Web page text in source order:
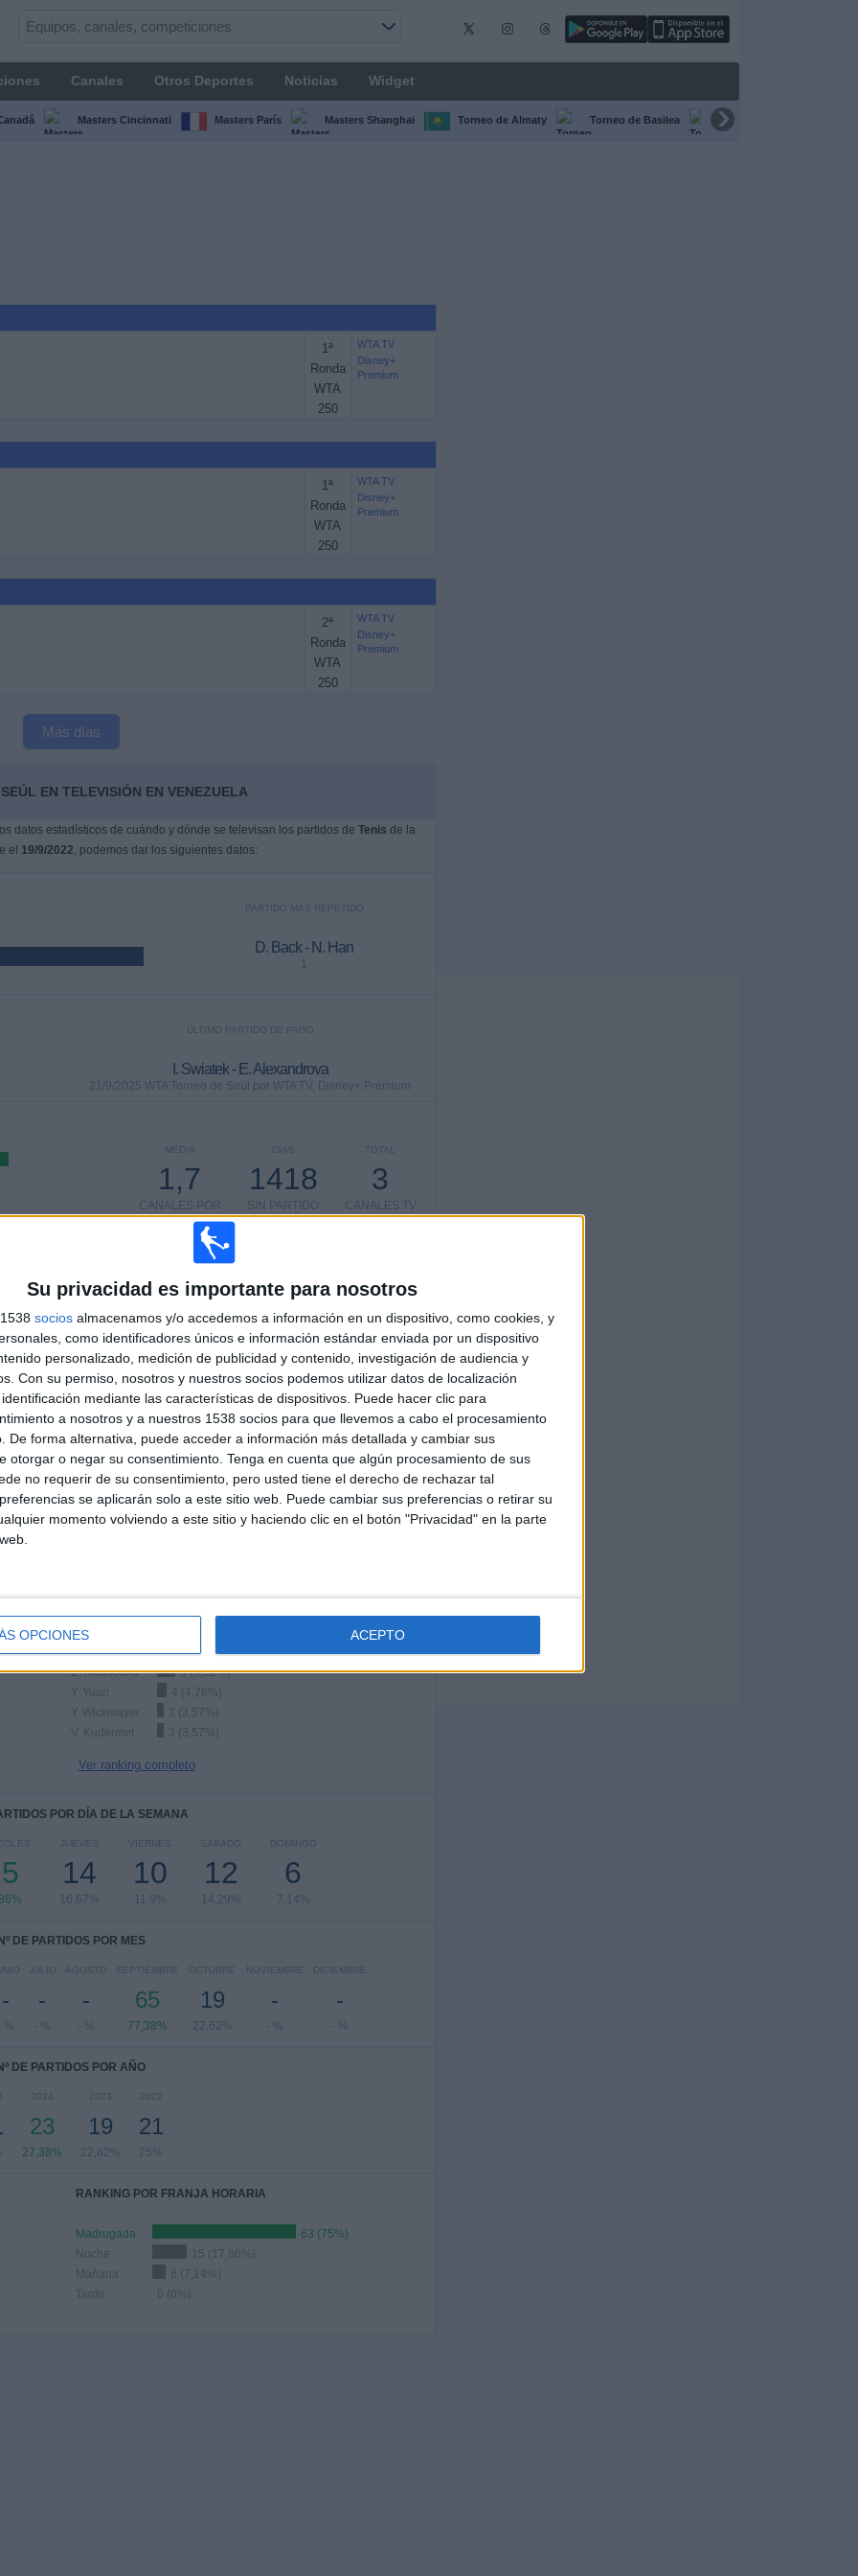
Su privacidad es importante para nosotros
socios almacenamos y/o accedemos a información en un dispositivo, como cookies, y
como identificadores únicos e información estándar enviada por un dispositivo
personalizado, medición de publicidad y contenido, investigación de audiencia y
Con su permiso, nosotros y nuestros socios podemos utilizar datos de localización
mediante las características de dispositivos. Puede hacer clic para
a nosotros y a nuestros 1538 socios para que llevemos a cabo el procesamiento
De forma alternativa, puede acceder a información más detallada y cambiar sus
otorgar o negar su consentimiento. Tenga en cuenta que algún procesamiento de sus
no requerir de su consentimiento, pero usted tiene el derecho de rechazar tal
se aplicarán solo a este sitio web. Puede cambiar sus preferencias o retirar su
momento volviendo a este sitio y haciendo clic en el botón "Privacidad" en la parte
OPCIONES ACEPTO
Canales Otros Deportes Noticias Widget
Masters Cincinnati Masters París Masters Shanghai Torneo de Almaty Torneo de Basilea Torneo de Chengdú
1ª
Ronda
WTA
250
WTA TV
Disney+
Premium
1ª
Ronda
WTA
250
WTA TV
Disney+
Premium
2ª
Ronda
WTA
250
WTA TV
Disney+
Premium
Más días
EN TELEVISIÓN EN VENEZUELA
datos estadísticos de cuándo y dónde se televisan los partidos de Tenis de la
el 19/9/2022, podemos dar los siguientes datos:
PARTIDO MÁS REPETIDO
D. Back - N. Han
1
ÚLTIMO PARTIDO DE PAGO
I. Swiatek - E. Alexandrova
21/9/2025 WTA Torneo de Seúl por WTA TV, Disney+ Premium
TOTAL
3
CANALES TV
DÍAS
1418
SIN PARTIDO
GRATUÍTO
MEDIA
1,7
CANALES POR
PARTIDO
100%
3
CANALES
67
Total equipos
Ranking equipos por nº de partidos en abierto
Ver ranking completo
E. Alexandrova
9 (10,71%)
E. Raducanu
8 (9,52%)
Y. Yuan
4 (4,76%)
Y. Wickmayer
3 (3,57%)
3 (3,57%)
Ver ranking completo
POR DÍA DE LA SEMANA
JUEVES
14
16,67%
VIERNES
10
11,9%
SÁBADO
12
14,29%
DOMINGO
6
7,14%
Nº DE PARTIDOS POR MES
-
%
JULIO
-
- %
AGOSTO
-
- %
SEPTIEMBRE
65
77,38%
OCTUBRE
19
22,62%
NOVIEMBRE
-
- %
DICIEMBRE
-
- %
DE PARTIDOS POR AÑO
2024
23
27,38%
2023
19
22,62%
2022
21
25%
RANKING POR FRANJA HORARIA
Madrugada
63 (75%)
Noche
15 (17,86%)
Mañana
6 (7,14%)
Tarde
0 (0%)